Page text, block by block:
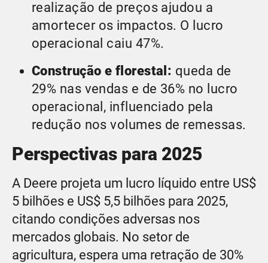
realização de preços ajudou a
amortecer os impactos. O lucro
operacional caiu 47%.
Construção e florestal: queda de
29% nas vendas e de 36% no lucro
operacional, influenciado pela
redução nos volumes de remessas.
Perspectivas para 2025
A Deere projeta um lucro líquido entre US$
5 bilhões e US$ 5,5 bilhões para 2025,
citando condições adversas nos
mercados globais. No setor de
agricultura, espera uma retração de 30%